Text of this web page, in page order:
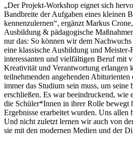
„Der Projekt-Workshop eignet sich
Bandbreite der Aufgaben eines kleinen
kennenzulernen“, ergänzt Markus
Ausbildung & pädagogische
nur das: So können wir dem Nachwuchs
eine klassische Ausbildung und Meister-
interessanten und vielfältigen Beruf mit
Kreativität und Verantwortung erlangen
teilnehmenden angehenden Abiturienten
immer das Studium sein muss, um seine
erschließen. Es war beeindruckend, wie
die Schüler*Innen in ihrer Rolle bewegt
Ergebnisse erarbeitet wurden. Uns allen
Und nicht zuletzt lernen wir auch von
sie mit den modernen Medien und der